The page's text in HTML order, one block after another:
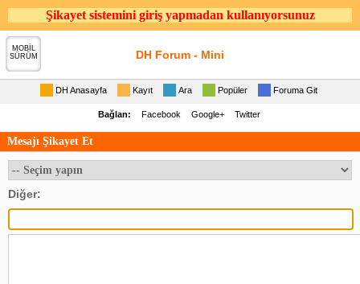
Şikayet sistemini giriş yapmadan kullanıyorsunuz
MOBİL
SÜRÜM
DH Forum - Mini
DH Anasayfa Kayıt Ara Popüler Foruma Git
Bağlan: Facebook Google+ Twitter
Mesajı Şikayet Et
Diğer: